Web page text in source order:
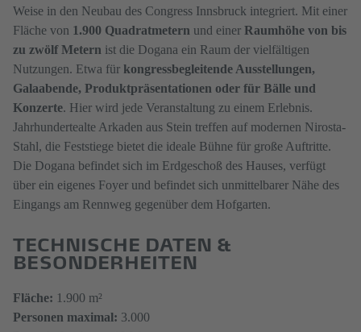
Weise in den Neubau des Congress Innsbruck integriert. Mit einer
Fläche von 1.900 Quadratmetern und einer Raumhöhe von bis
zu zwölf Metern ist die Dogana ein Raum der vielfältigen
Nutzungen. Etwa für kongressbegleitende Ausstellungen,
Galaabende, Produktpräsentationen oder für Bälle und
Konzerte. Hier wird jede Veranstaltung zu einem Erlebnis.
Jahrhundertealte Arkaden aus Stein treffen auf modernen Nirosta-
Stahl, die Feststiege bietet die ideale Bühne für große Auftritte.
Die Dogana befindet sich im Erdgeschoß des Hauses, verfügt
über ein eigenes Foyer und befindet sich unmittelbarer Nähe des
Eingangs am Rennweg gegenüber dem Hofgarten.
TECHNISCHE DATEN &
BESONDERHEITEN
Fläche: 1.900 m²
Personen​​​ maximal: 3.000